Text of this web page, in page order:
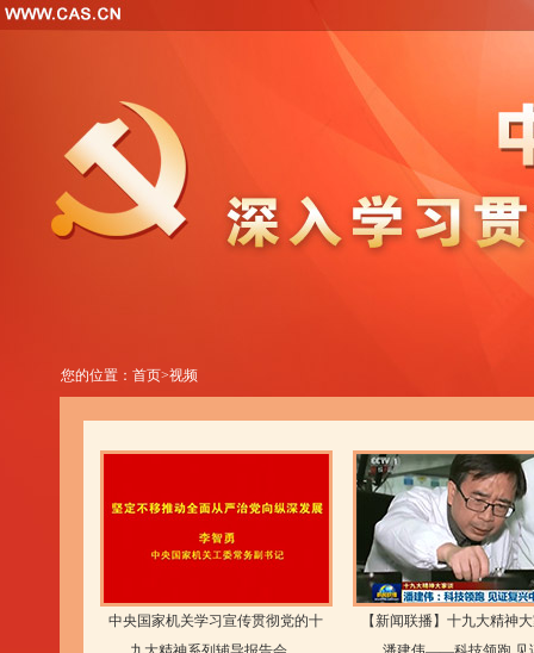
您的位置： 首页>视频
中央国家机关学习宣传贯彻党的十
【新闻联播】十九大精神